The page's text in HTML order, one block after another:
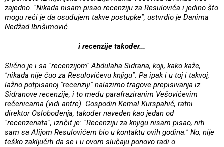
zajedno. "Nikada nisam pisao recenziju za Resulovića i jedino što
mogu reći je da osuđujem takve postupke", ustvrdio je Danima
Nedžad Ibrišimović.
i recenzije također...
Slično je i sa "recenzijom" Abdulaha Sidrana, koji, kako kaže,
"nikada nije čuo za Resulovićevu knjigu". Pa ipak i u toj i takvoj,
lažno potpisanoj "recenziji" nalazimo tragove prepisivanja iz
Sidranove recenzije, i to među parafraziranim Vešovićevim
rečenicama (vidi antre). Gospodin Kemal Kurspahić, ratni
direktor Oslobođenja, također naveden kao jedan od
"recenzenata", izričit je: "Recenziju za knjigu nisam pisao, niti
sam sa Alijom Resulovićem bio u kontaktu ovih godina." No, nije
teško zaključiti da se i u ovom slučaju ponovo radi o